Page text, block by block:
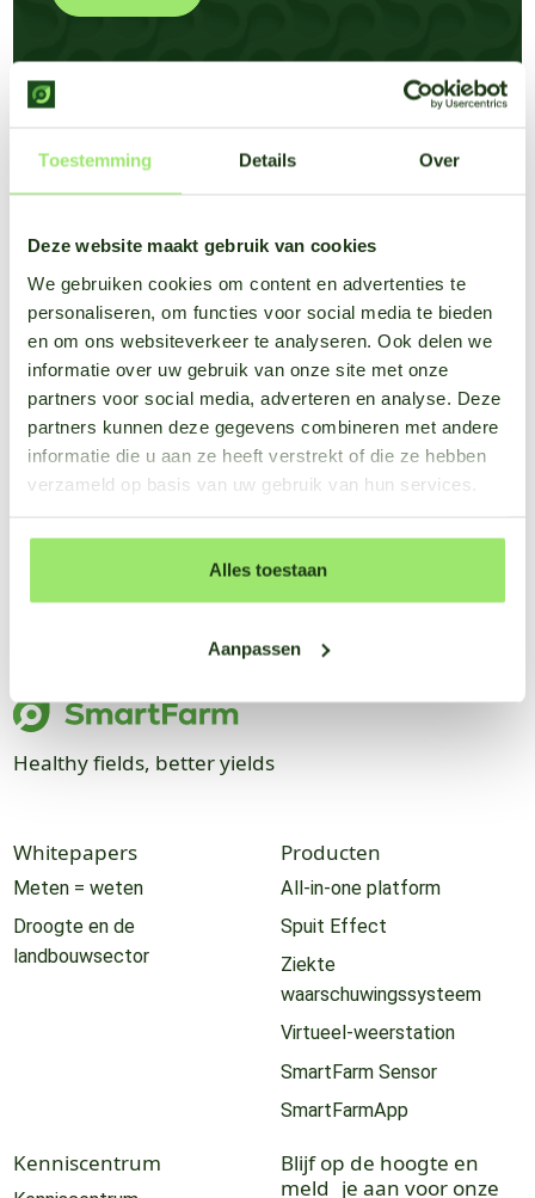
Toestemming Details Over
Deze website maakt gebruik van cookies
We gebruiken cookies om content en advertenties te
personaliseren, om functies voor social media te bieden
en om ons websiteverkeer te analyseren. Ook delen we
informatie over uw gebruik van onze site met onze
partners voor social media, adverteren en analyse. Deze
partners kunnen deze gegevens combineren met andere
informatie die u aan ze heeft verstrekt of die ze hebben
verzameld op basis van uw gebruik van hun services.
Alles toestaan
Aanpassen
Healthy fields, better yields
Whitepapers
Meten = weten
Droogte en de
landbouwsector
Producten
All-in-one platform
Spuit Effect
Ziekte
waarschuwingssysteem
Virtueel-weerstation
SmartFarm Sensor
SmartFarmApp
Kenniscentrum
Blijf op de hoogte en
meld je aan voor onze